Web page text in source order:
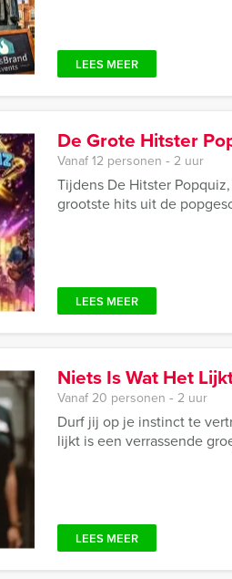
LEES MEER
De Grote Hitster
Vanaf 12 personen ‐ 2 uur
Tijdens De Hitster
grootste hits uit de
LEES MEER
Niets Is Wat Het
Vanaf 20 personen ‐ 2 uur
Durf jij op je instinct te
lijkt is een verrassende
LEES MEER